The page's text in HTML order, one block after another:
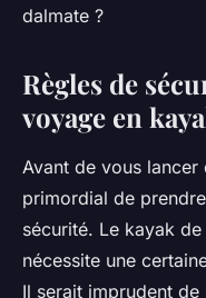
dalmate ?
Règles de
voyage en
Avant de vous lancer
primordial de
sécurité. Le kayak
nécessite une
Il serait imprudent de